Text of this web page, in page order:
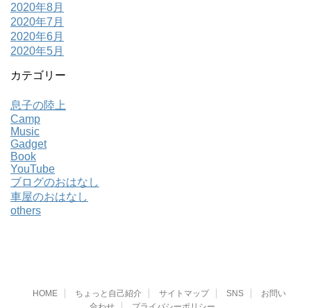
2020年8月
2020年7月
2020年6月
2020年5月
カテゴリー
息子の陸上
Camp
Music
Gadget
Book
YouTube
ブログのおはなし
車屋のおはなし
others
HOME ちょっと自己紹介 サイトマップ SNS
お問い